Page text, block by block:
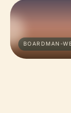
BOARDMAN-